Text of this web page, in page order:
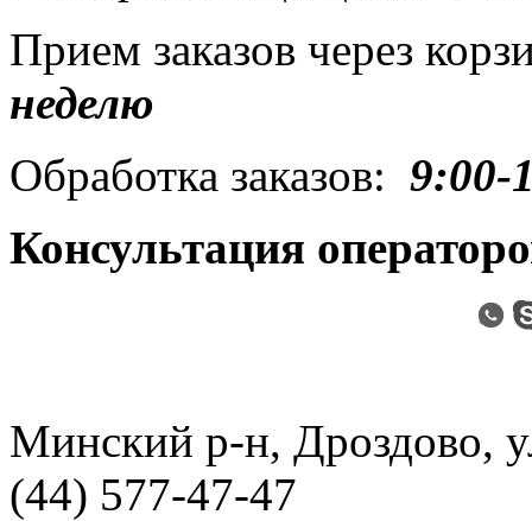
Прием заказов через
неделю
Обработка заказов: 9:00-
Консультация
Минский р-н, Дроздово,
(44) 577-47-47